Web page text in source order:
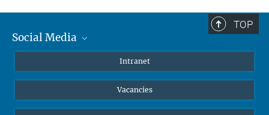
TOP
Social Media
Instagram
LinkedIn
Intranet
Vacancies